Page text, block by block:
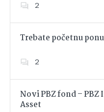
2
Trebate početnu
2
Novi PBZ fond –
Asset